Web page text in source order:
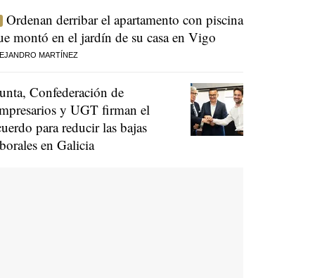
Ordenan derribar el apartamento con piscina
montó en el jardín de su casa en Vigo
MARTÍNEZ
Confederación de
y UGT firman el
para reducir las bajas
en Galicia